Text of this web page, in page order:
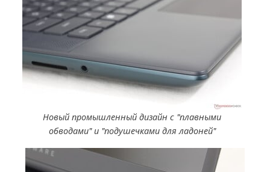
Новый промышленный дизайн с "плавными
обводами" и "подушечками для ладоней"